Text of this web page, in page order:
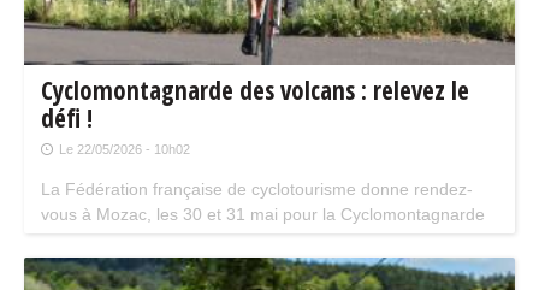
Cyclomontagnarde des volcans : relevez le
défi !
Le 22/05/2026 - 10h02
La Fédération française de cyclotourisme donne rendez-
vous à Mozac, les 30 et 31 mai pour la Cyclomontagnarde